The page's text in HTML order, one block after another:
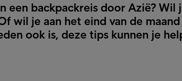
een backpackreis door Azië? Wil
wil je aan het eind van de
ook is, deze tips kunnen je